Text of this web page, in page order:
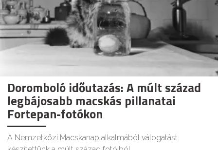
Doromboló időutazás: A múlt század
legbájosabb macskás pillanatai
Fortepan-fotókon
A Nemzetközi Macskanap alkalmából válogatást